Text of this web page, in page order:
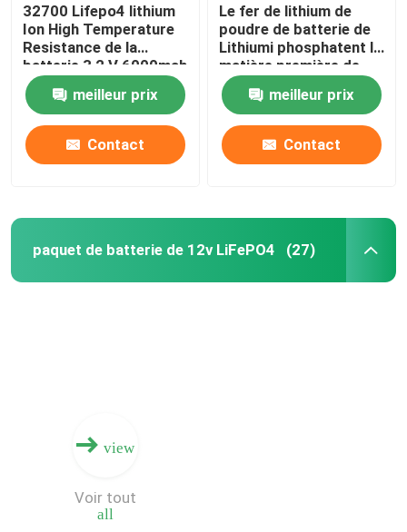
32700 Lifepo4 lithium
Ion High Temperature
Resistance de la
batterie 3,2 V 6000mah
meilleur prix
Contact
Le fer de lithium de
poudre de batterie de
Lithiumi phosphatent la
matière première de
batterie au lithium de la
poudre LiFePO4
meilleur prix
Contact
paquet de batterie de 12v LiFePO4 (27)
view
all
Voir tout